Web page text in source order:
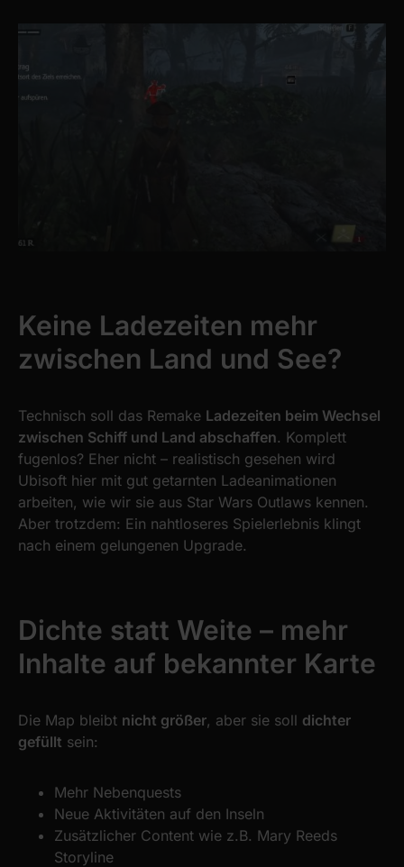
Keine Ladezeiten mehr
zwischen Land und See?
Technisch soll das Remake Ladezeiten beim Wechsel
zwischen Schiff und Land abschaffen. Komplett
fugenlos? Eher nicht – realistisch gesehen wird
Ubisoft hier mit gut getarnten Ladeanimationen
arbeiten, wie wir sie aus Star Wars Outlaws kennen.
Aber trotzdem: Ein nahtloseres Spielerlebnis klingt
nach einem gelungenen Upgrade.
Dichte statt Weite – mehr
Inhalte auf bekannter Karte
Die Map bleibt nicht größer, aber sie soll dichter
gefüllt sein:
Mehr Nebenquests
Neue Aktivitäten auf den Inseln
Zusätzlicher Content wie z.B. Mary Reeds
Storyline